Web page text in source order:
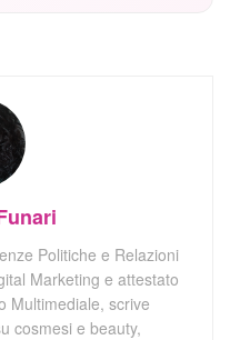
Politiche e Relazioni
Marketing e attestato
Multimediale, scrive
cosmesi e beauty,